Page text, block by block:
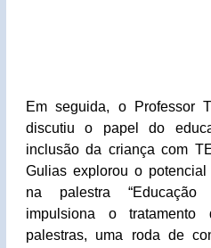
Em seguida, o Professor
discutiu o papel do
inclusão da criança com
Gulias explorou o
na palestra
impulsiona o
palestras, uma roda de